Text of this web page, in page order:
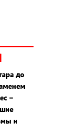
до
–
и